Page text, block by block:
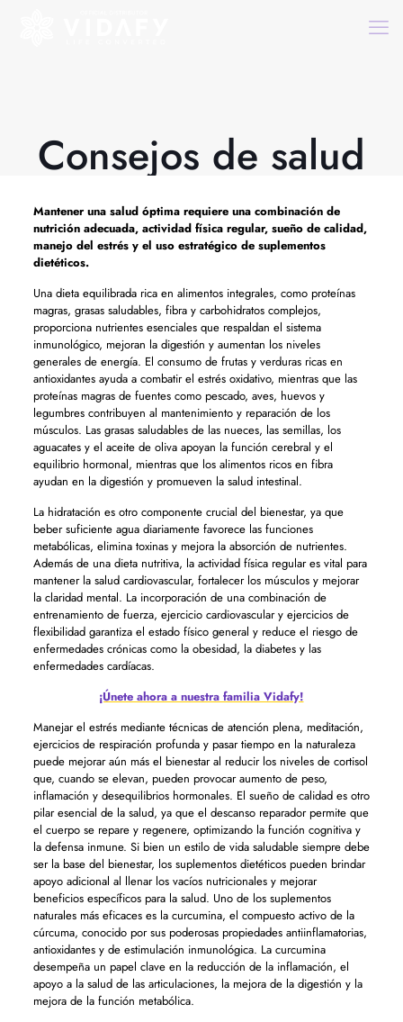
Consejos de salud
Mantener una salud óptima requiere una combinación de
nutrición adecuada, actividad física regular, sueño de calidad,
manejo del estrés y el uso estratégico de suplementos
dietéticos.
Una dieta equilibrada rica en alimentos integrales, como proteínas
magras, grasas saludables, fibra y carbohidratos complejos,
proporciona nutrientes esenciales que respaldan el sistema
inmunológico, mejoran la digestión y aumentan los niveles
generales de energía. El consumo de frutas y verduras ricas en
antioxidantes ayuda a combatir el estrés oxidativo, mientras que las
proteínas magras de fuentes como pescado, aves, huevos y
legumbres contribuyen al mantenimiento y reparación de los
músculos. Las grasas saludables de las nueces, las semillas, los
aguacates y el aceite de oliva apoyan la función cerebral y el
equilibrio hormonal, mientras que los alimentos ricos en fibra
ayudan en la digestión y promueven la salud intestinal.
La hidratación es otro componente crucial del bienestar, ya que
beber suficiente agua diariamente favorece las funciones
metabólicas, elimina toxinas y mejora la absorción de nutrientes.
Además de una dieta nutritiva, la actividad física regular es vital para
mantener la salud cardiovascular, fortalecer los músculos y mejorar
la claridad mental. La incorporación de una combinación de
entrenamiento de fuerza, ejercicio cardiovascular y ejercicios de
flexibilidad garantiza el estado físico general y reduce el riesgo de
enfermedades crónicas como la obesidad, la diabetes y las
enfermedades cardíacas.
¡Únete ahora a nuestra familia Vidafy!
Manejar el estrés mediante técnicas de atención plena, meditación,
ejercicios de respiración profunda y pasar tiempo en la naturaleza
puede mejorar aún más el bienestar al reducir los niveles de cortisol
que, cuando se elevan, pueden provocar aumento de peso,
inflamación y desequilibrios hormonales. El sueño de calidad es otro
pilar esencial de la salud, ya que el descanso reparador permite que
el cuerpo se repare y regenere, optimizando la función cognitiva y
la defensa inmune. Si bien un estilo de vida saludable siempre debe
ser la base del bienestar, los suplementos dietéticos pueden brindar
apoyo adicional al llenar los vacíos nutricionales y mejorar
beneficios específicos para la salud. Uno de los suplementos
naturales más eficaces es la curcumina, el compuesto activo de la
cúrcuma, conocido por sus poderosas propiedades antiinflamatorias,
antioxidantes y de estimulación inmunológica. La curcumina
desempeña un papel clave en la reducción de la inflamación, el
apoyo a la salud de las articulaciones, la mejora de la digestión y la
mejora de la función metabólica.